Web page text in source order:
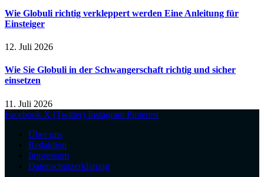
Wie Globuli richtig verkleppert werden Eine Anleitung für
Einsteiger
12. Juli 2026
Wie Sie Globuli in der Schwangerschaft richtig und sicher
einsetzen
11. Juli 2026
Facebook X (Twitter) Instagram Pinterest
Über uns
Redaktion
Impressum
Datenschutzerklärung